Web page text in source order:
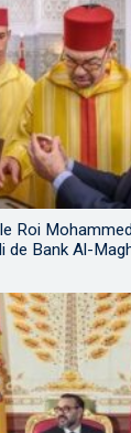
Roi
de Bank Al-